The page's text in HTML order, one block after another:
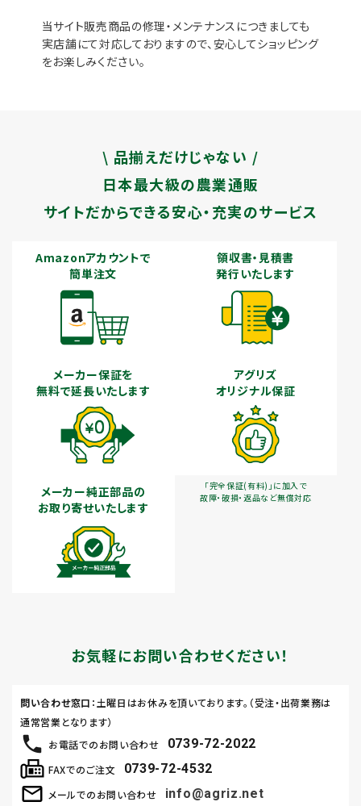
当サイト販売商品の修理・メンテナンスにつきましても
実店舗にて対応しておりますので、安心してショッピング
をお楽しみください。
\ 品揃えだけじゃない /
日本最大級の農業通販
サイトだからできる安心・充実のサービス
Amazonアカウントで
簡単注文
領収書・見積書
発行いたします
メーカー保証を
無料で延長いたします
アグリズ
オリジナル保証
「完全保証(有料)」に加入で
故障・破損・返品など無償対応
メーカー純正部品の
お取り寄せいたします
お気軽にお問い合わせください！
お電話でのお問い合わせ 0739-72-2022
メールでのお問い合わせ
info@agriz.net
FAXでのご注文 0739-72-4532
問い合わせ窓口 ：土曜日はお休みを頂いております。（受注・出荷業務は
通常営業となります）